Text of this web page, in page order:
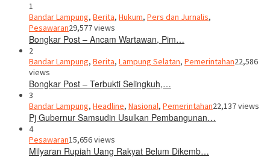
1
Bandar Lampung, Berita, Hukum, Pers dan Jurnalis,
Pesawaran29,577 views
Bongkar Post – Ancam Wartawan, Pim…
2
Bandar Lampung, Berita, Lampung Selatan, Pemerintahan22,586
views
Bongkar Post – Terbukti Selingkuh,…
3
Bandar Lampung, Headline, Nasional, Pemerintahan22,137 views
Pj Gubernur Samsudin Usulkan Pembangunan…
4
Pesawaran15,656 views
Milyaran Rupiah Uang Rakyat Belum Dikemb…